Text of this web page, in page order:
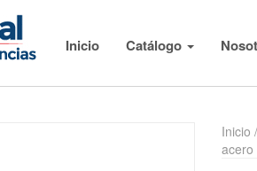
Inicio Catálogo
Inicio /
acero